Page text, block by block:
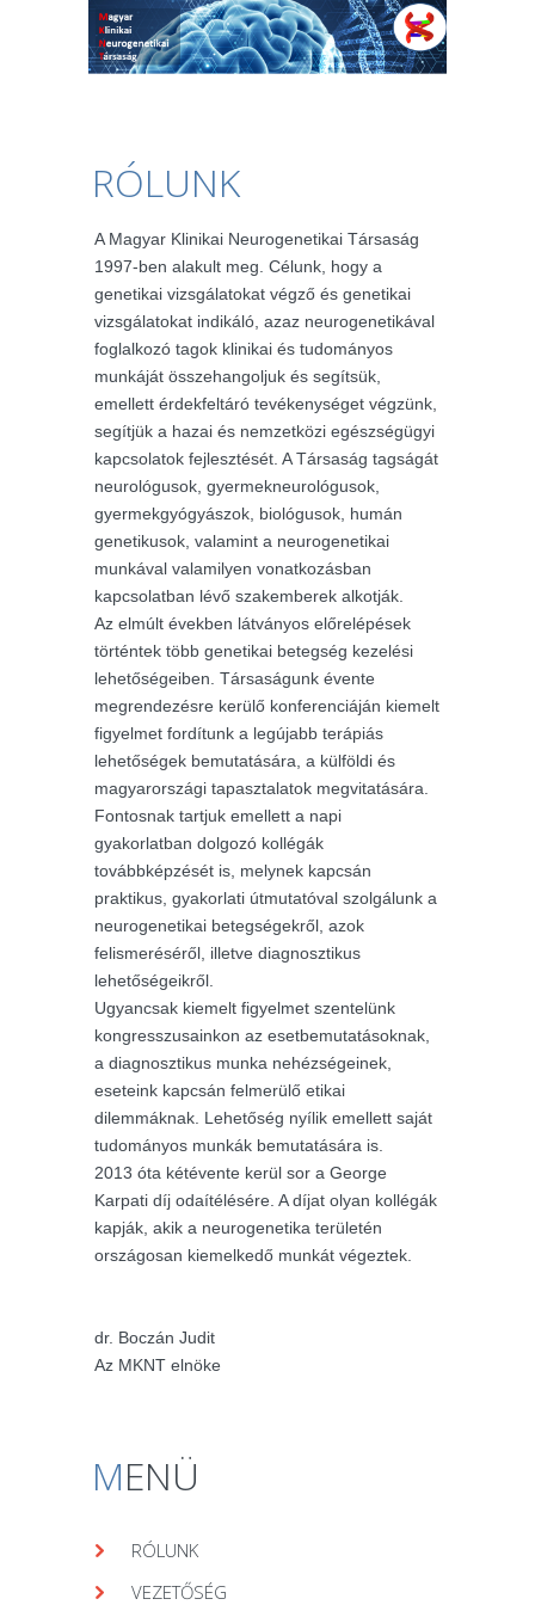
RÓLUNK
A Magyar Klinikai Neurogenetikai Társaság
1997-ben alakult meg. Célunk, hogy a
genetikai vizsgálatokat végző és genetikai
vizsgálatokat indikáló, azaz neurogenetikával
foglalkozó tagok klinikai és tudományos
munkáját összehangoljuk és segítsük,
emellett érdekfeltáró tevékenységet végzünk,
segítjük a hazai és nemzetközi egészségügyi
kapcsolatok fejlesztését. A Társaság tagságát
neurológusok, gyermekneurológusok,
gyermekgyógyászok, biológusok, humán
genetikusok, valamint a neurogenetikai
munkával valamilyen vonatkozásban
kapcsolatban lévő szakemberek alkotják.
Az elmúlt években látványos előrelépések
történtek több genetikai betegség kezelési
lehetőségeiben. Társaságunk évente
megrendezésre kerülő konferenciáján kiemelt
figyelmet fordítunk a legújabb terápiás
lehetőségek bemutatására, a külföldi és
magyarországi tapasztalatok megvitatására.
Fontosnak tartjuk emellett a napi
gyakorlatban dolgozó kollégák
továbbképzését is, melynek kapcsán
praktikus, gyakorlati útmutatóval szolgálunk a
neurogenetikai betegségekről, azok
felismeréséről, illetve diagnosztikus
lehetőségeikről.
Ugyancsak kiemelt figyelmet szentelünk
kongresszusainkon az esetbemutatásoknak,
a diagnosztikus munka nehézségeinek,
eseteink kapcsán felmerülő etikai
dilemmáknak. Lehetőség nyílik emellett saját
tudományos munkák bemutatására is.
2013 óta kétévente kerül sor a George
Karpati díj odaítélésére. A díjat olyan kollégák
kapják, akik a neurogenetika területén
országosan kiemelkedő munkát végeztek.
dr. Boczán Judit
Az MKNT elnöke
MENÜ
RÓLUNK
VEZETŐSÉG